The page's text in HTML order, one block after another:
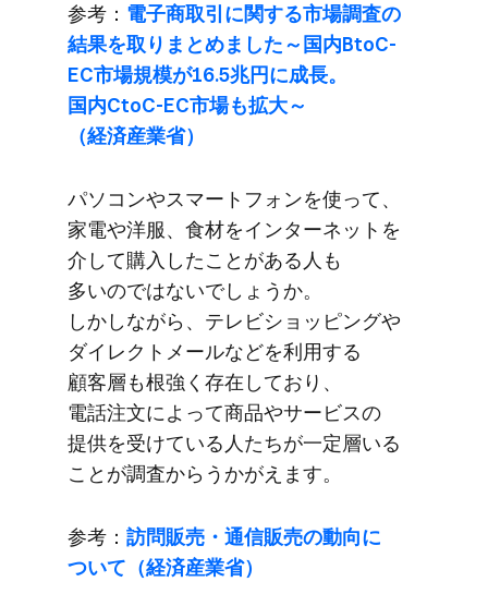
参考： 電子商取引に​関する​市場調査の​
結果を​取りまとめました​～国内BtoC-
EC市場規模が​16.5兆円に​成長。​
国内CtoC-EC市場も​拡大～​
（経済産業省）
パソコンや​スマートフォンを​使って、​
家電や​洋服、​食材を​インターネットを​
介して​購入した​ことがある​人も​
多いのではないでしょうか。​
しかしながら、​テレビショッピングや​
ダイレクトメールなどを​利用する​
顧客層も​根強く​存在しており、​
電話注文に​よって​商品や​サービスの​
提供を​受けている​人たちが​一定層いる​
ことが​調査からうかが​えます。
参考： 訪問販売・通信販売の​動向に​
ついて​（経済産業省）